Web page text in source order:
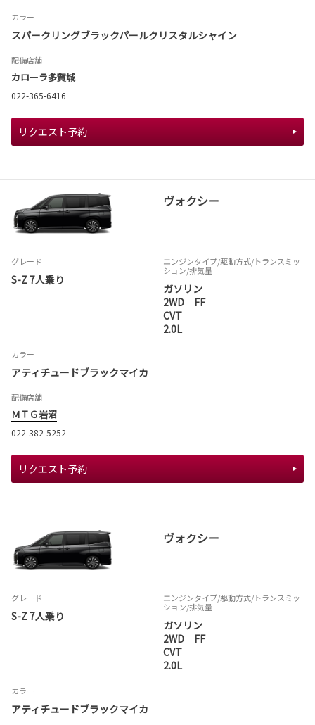
カラー
スパークリングブラックパールクリスタルシャイン
配備店舗
カローラ多賀城
022-365-6416
リクエスト予約
ヴォクシー
グレード
S-Z 7人乗り
エンジンタイプ/駆動方式/トランスミッ
ション/排気量
ガソリン
2WD FF
CVT
2.0L
カラー
アティチュードブラックマイカ
配備店舗
ＭＴＧ岩沼
022-382-5252
リクエスト予約
ヴォクシー
グレード
S-Z 7人乗り
エンジンタイプ/駆動方式/トランスミッ
ション/排気量
ガソリン
2WD FF
CVT
2.0L
カラー
アティチュードブラックマイカ